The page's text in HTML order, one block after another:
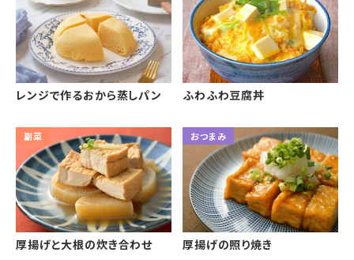
レンジで作るおから蒸しパン ふわふわ豆腐丼
副菜
厚揚げと大根の炊き合わせ
おつまみ
厚揚げの照り焼き